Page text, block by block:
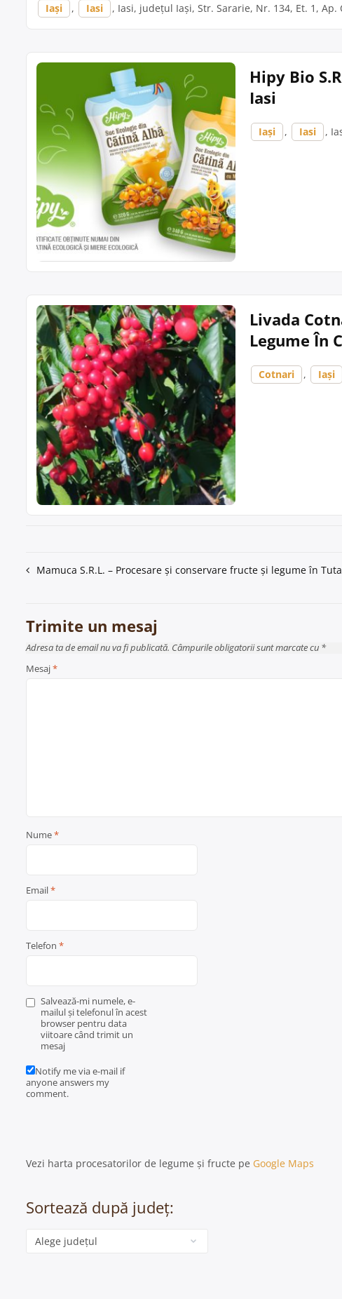
Iași , Iasi , Iasi, județul Iași, Str. Sararie, Nr. 134, Et. 1, Ap.
Hipy Bio
Iasi
Iași , Iasi ,
Livada
Legume În
Cotnari , Iași
Navigare
articole
Mamuca S.R.L. – Procesare și conservare fructe și legume în Tuta
Trimite un mesaj
Adresa ta de email nu va fi publicată. Câmpurile obligatorii sunt marcate cu *
Mesaj*
Nume*
Email*
Telefon *
Salvează-mi numele, e-
mailul și telefonul în acest
browser pentru data
viitoare când trimit un
mesaj
Notify me via e-mail if
anyone answers my
comment.
Vezi harta procesatorilor de legume și fructe pe Google Maps
Sortează după județ:
Categorie